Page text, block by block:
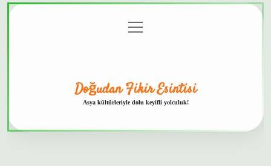
menüyü
aç
Doğudan Fikir Esintisi
Asya kültürleriyle dolu keyifli yolculuk!